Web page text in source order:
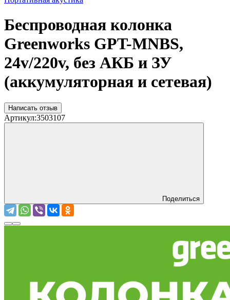
Беспроводная колонка
Greenworks GPT-MNBS,
24v/220v, без АКБ и ЗУ
(аккумуляторная и сетевая)
Написать отзыв
Артикул:3503107
Поделиться